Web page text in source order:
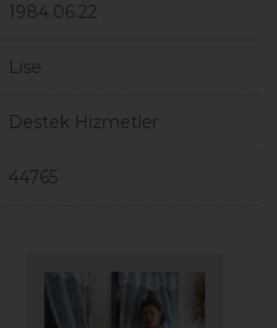
1984.06.22
Lise
Destek Hizmetler
44765